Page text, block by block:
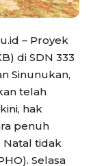
– Proyek
di SDN 333
Sinunukan,
telah
hak
penuh
Natal tidak
Selasa